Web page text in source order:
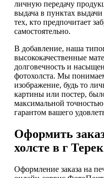
личную передачу
выдача в пунктах
тех, кто предпочитает
самостоятельно.
В добавление, наша
высококачественные
долговечность и
фотохолста. Мы
изображение, будь то
картины или постер,
максимальной
гарантом вашего
Оформить
холсте в г Терек
Оформление заказа на